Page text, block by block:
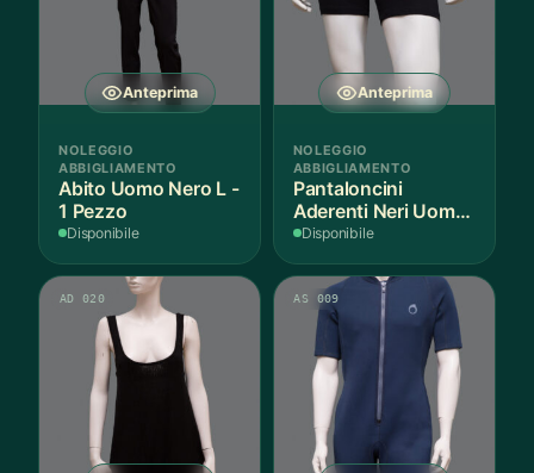
Anteprima
NOLEGGIO
ABBIGLIAMENTO
Abito Uomo Nero L -
1 Pezzo
Disponibile
Anteprima
NOLEGGIO
ABBIGLIAMENTO
Pantaloncini
Aderenti Neri Uomo
S - 2 Paia
Disponibile
AD 020 AS 009